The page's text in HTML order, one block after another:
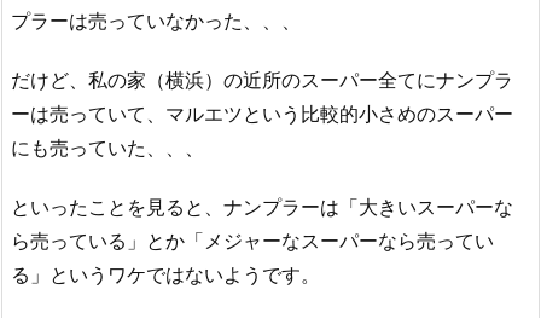
プラーは売っていなかった、、、
だけど、私の家（横浜）の近所のスーパー全てにナンプラ
ーは売っていて、マルエツという比較的小さめのスーパー
にも売っていた、、、
といったことを見ると、ナンプラーは「大きいスーパーな
ら売っている」とか「メジャーなスーパーなら売ってい
る」というワケではないようです。